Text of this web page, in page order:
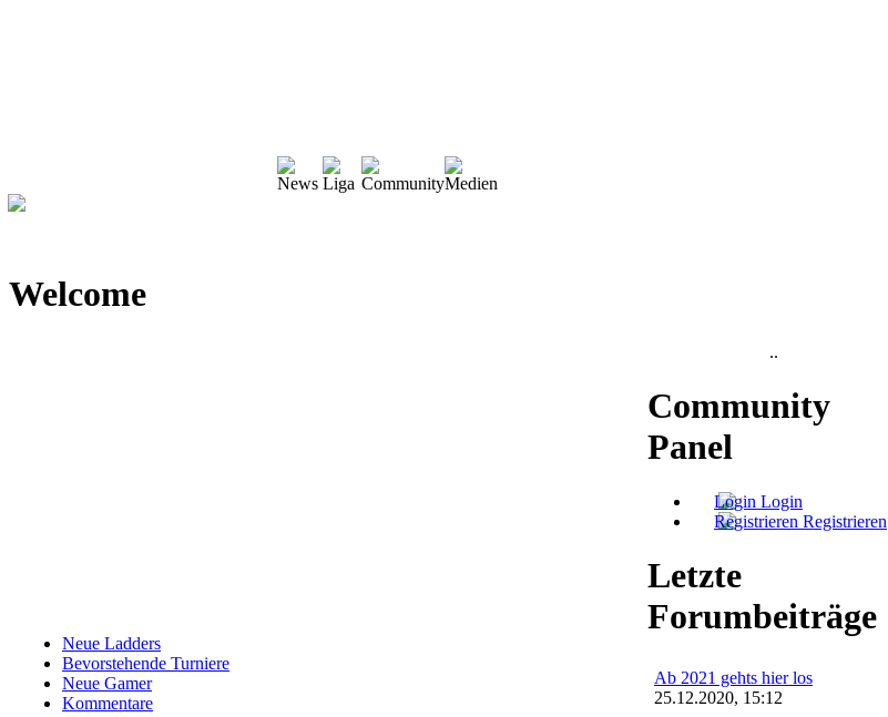
Welcome
Neue Ladders
Bevorstehende Turniere
Neue Gamer
Kommentare
..
Community
Panel
Login
Registrieren
Letzte
Forumbeiträge
Ab 2021 gehts hier los
25.12.2020, 15:12